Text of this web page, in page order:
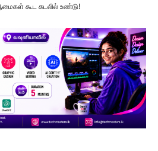
கூட கடலில் உண்டு!